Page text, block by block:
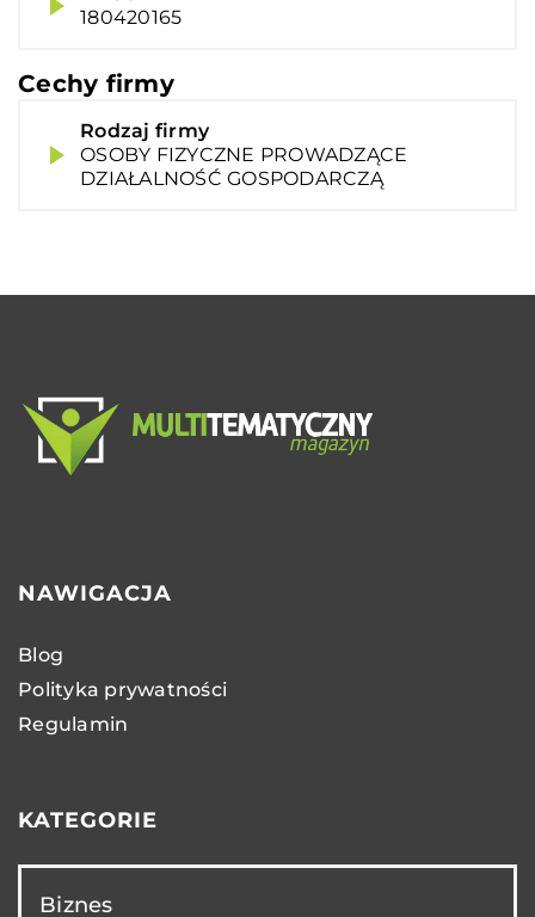
180420165
Cechy firmy
Rodzaj firmy
OSOBY FIZYCZNE PROWADZĄCE
DZIAŁALNOŚĆ GOSPODARCZĄ
NAWIGACJA
Blog
Polityka prywatności
Regulamin
KATEGORIE
Biznes